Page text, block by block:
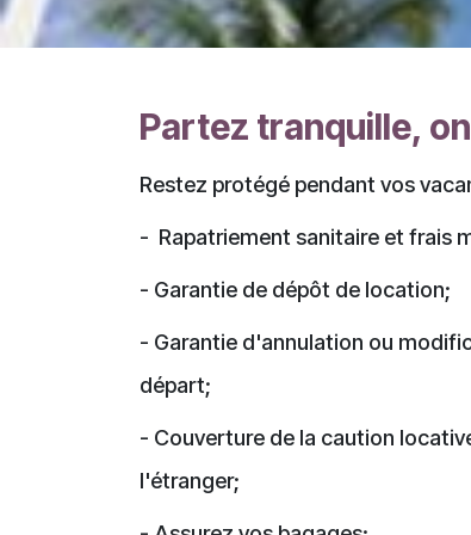
Partez tranquille,
Restez protégé pendant vos
- Rapatriement sanitaire et frais
- Garantie de dépôt de location;
- Garantie d'annulation ou
départ;
- Couverture de la caution
l'étranger;